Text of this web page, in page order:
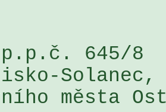
p.p.č. 645/8
města